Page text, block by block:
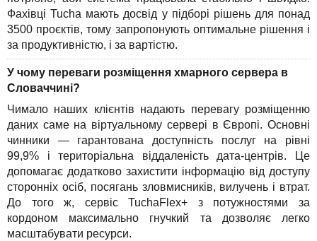
Фахівці Tucha мають досвід у підборі рішень для понад
3500 проєктів, тому запропонують оптимальне рішення і
за продуктивністю, і за вартістю.
У чому переваги розміщення хмарного сервера в
Словаччині?
Чимало наших клієнтів надають перевагу розміщенню
даних саме на віртуальному сервері в Європі. Основні
чинники — гарантована доступність послуг на рівні
99,9% і територіальна віддаленість дата-центрів. Це
допомагає додатково захистити інформацію від доступу
сторонніх осіб, посягань зловмисників, вилучень і втрат.
До того ж, сервіс TuchaFlex+ з потужностями за
кордоном максимально гнучкий та дозволяє легко
масштабувати ресурси.